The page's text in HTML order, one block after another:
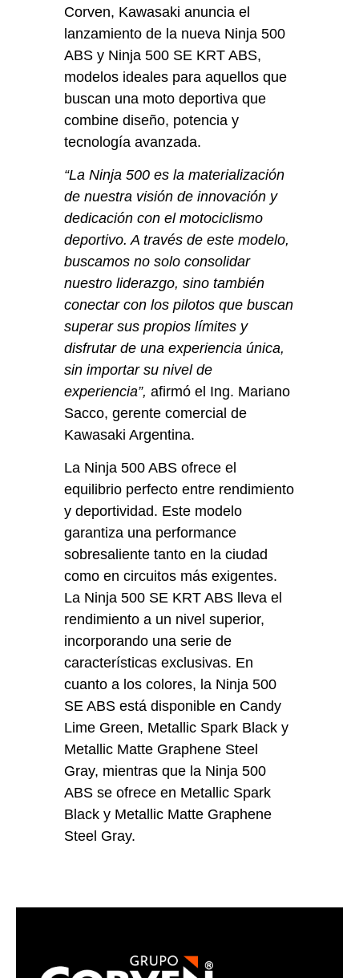
Corven, Kawasaki anuncia el
lanzamiento de la nueva Ninja 500
ABS y Ninja 500 SE KRT ABS,
modelos ideales para aquellos que
buscan una moto deportiva que
combine diseño, potencia y
tecnología avanzada.
“La Ninja 500 es la materialización
de nuestra visión de innovación y
dedicación con el motociclismo
deportivo. A través de este modelo,
buscamos no solo consolidar
nuestro liderazgo, sino también
conectar con los pilotos que buscan
superar sus propios límites y
disfrutar de una experiencia única,
sin importar su nivel de
experiencia”, afirmó el Ing. Mariano
Sacco, gerente comercial de
Kawasaki Argentina.
La Ninja 500 ABS ofrece el
equilibrio perfecto entre rendimiento
y deportividad. Este modelo
garantiza una performance
sobresaliente tanto en la ciudad
como en circuitos más exigentes.
La Ninja 500 SE KRT ABS lleva el
rendimiento a un nivel superior,
incorporando una serie de
características exclusivas. En
cuanto a los colores, la Ninja 500
SE ABS está disponible en Candy
Lime Green, Metallic Spark Black y
Metallic Matte Graphene Steel
Gray, mientras que la Ninja 500
ABS se ofrece en Metallic Spark
Black y Metallic Matte Graphene
Steel Gray.